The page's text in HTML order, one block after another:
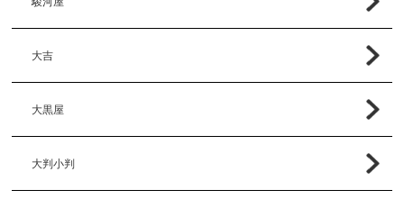
大吉
大黒屋
大判小判